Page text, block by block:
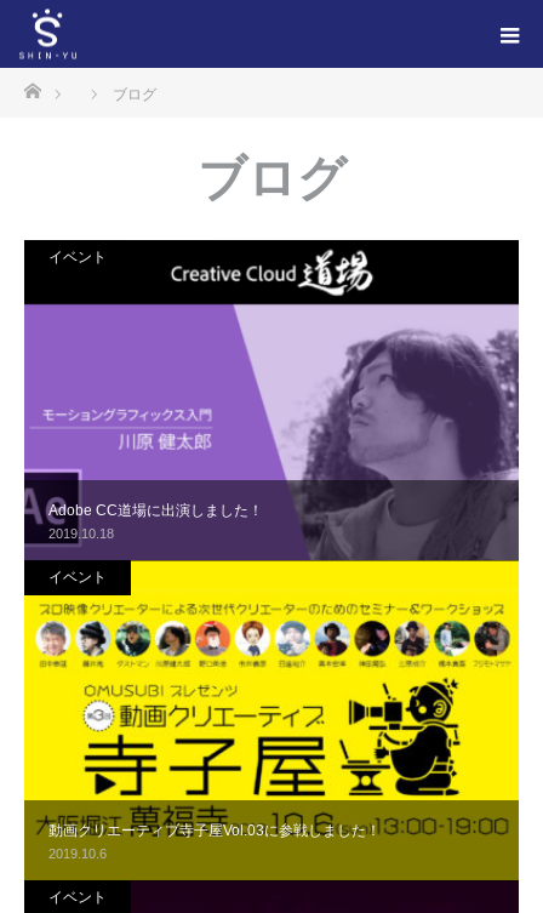
ホーム ブログ
ブログ
Adobe CC道場に出演しました！
2019.10.18
イベント
動画クリエーティブ寺子屋Vol.03に参戦しました！
2019.10.6
イベント
イベント